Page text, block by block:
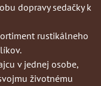
dopravy sedačky k
rustikálneho
v jednej osobe,
životnému